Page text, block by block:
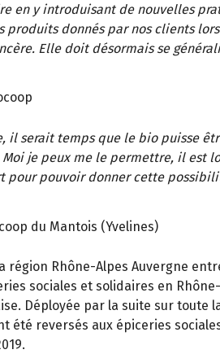
en y introduisant de nouvelles
produits donnés par nos clients
Elle doit désormais se
il serait temps que le bio puisse
je peux me le permettre, il est
pour pouvoir donner cette
du Mantois (Yvelines)
région Rhône-Alpes Auvergne
sociales et solidaires en
Déployée par la suite sur toute
été reversés aux épiceries